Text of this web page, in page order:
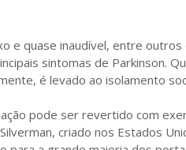
e quase inaudível, entre
sintomas de Parkinson.
é levado ao isolamento
pode ser revertido com
criado nos Estados